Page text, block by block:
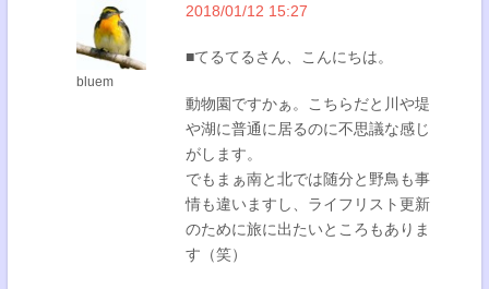
bluem
2018/01/12 15:27
■てるてるさん、こんにちは。
動物園ですかぁ。こちらだと川や堤
や湖に普通に居るのに不思議な感じ
がします。
でもまぁ南と北では随分と野鳥も事
情も違いますし、ライフリスト更新
のために旅に出たいところもありま
す（笑）